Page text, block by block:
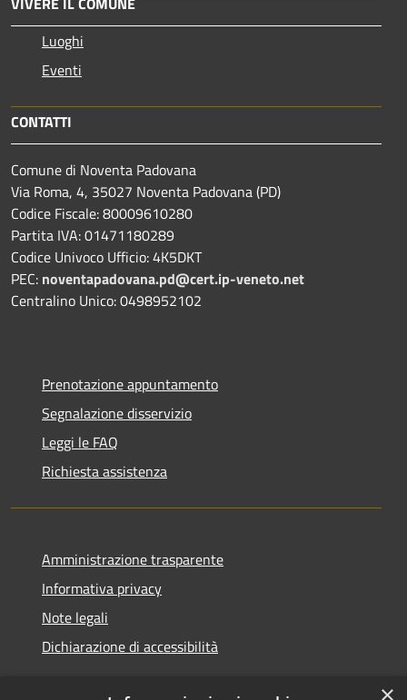
Luoghi
Eventi
CONTATTI
Comune di Noventa Padovana
Via Roma, 4, 35027 Noventa Padovana (PD)
Codice Fiscale: 80009610280
Partita IVA: 01471180289
Codice Univoco Ufficio: 4K5DKT
PEC: noventapadovana.pd@cert.ip-veneto.net
Centralino Unico: 0498952102
Prenotazione appuntamento
Segnalazione disservizio
Leggi le FAQ
Richiesta assistenza
Amministrazione trasparente
Informativa privacy
Note legali
Dichiarazione di accessibilità